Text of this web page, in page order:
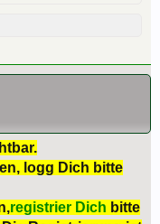
logg Dich bitte
registrier Dich bitte